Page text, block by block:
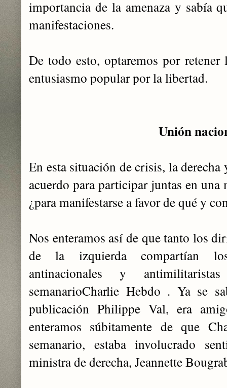
importancia de la amenaza y sabía
manifestaciones.
De todo esto, optaremos por
entusiasmo popular por la libertad.
Unión
En esta situación de crisis, la
acuerdo para participar juntas en una
¿para manifestarse a favor de qué y
Nos enteramos así de que tanto los
de la izquierda compartían
antinacionales y
semanarioCharlie Hebdo . Ya se
publicación Philippe Val, era
enteramos súbitamente de que
semanario, estaba involucrado
ministra de derecha, Jeannette